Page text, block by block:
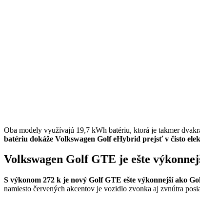
Oba modely využívajú 19,7 kWh batériu, ktorá je takmer
batériu dokáže Volkswagen Golf eHybrid prejsť v čisto
Volkswagen Golf GTE je ešte
S výkonom 272 k je nový Golf GTE ešte výkonnejší ako
namiesto červených akcentov je vozidlo zvonka aj zvnútra